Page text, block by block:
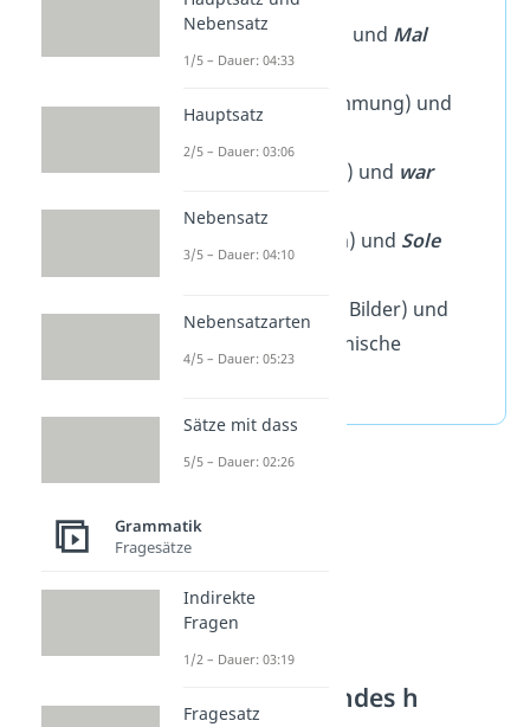
Mahl
(Essen) und Mal
(Zeitpunkt)
Wahl
(Abstimmung) und
(richtig) und war
(gewesen)
(Schuh) und Sole
(für Bilder) und
(japanische
Silbentrennendes h
Nebensatz
1/5 – Dauer: 04:33
Hauptsatz
2/5 – Dauer: 03:06
Nebensatz
3/5 – Dauer: 04:10
Nebensatzarten
4/5 – Dauer: 05:23
Sätze mit dass
5/5 – Dauer: 02:26
Grammatik
Fragesätze
Indirekte
Fragen
1/2 – Dauer: 03:19
Fragesatz